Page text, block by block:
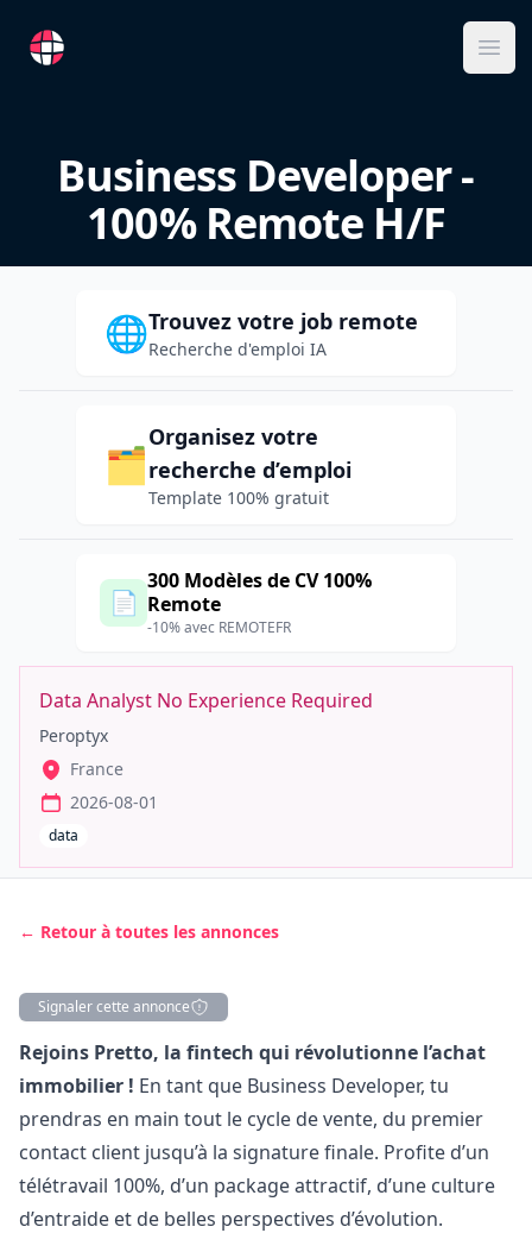
RemoteFR
Business Developer -
100% Remote H/F
🌐Trouvez votre job remote
Recherche d'emploi IA
🗂️
Organisez votre
recherche d’emploi
Template 100% gratuit
📄
300 Modèles de CV 100%
Remote
-10% avec REMOTEFR
Data Analyst No Experience Required
Peroptyx
France
2026-08-01
data
← Retour à toutes les annonces
Signaler cette annonce
Description
Rejoins Pretto, la fintech qui révolutionne l’achat
immobilier ! En tant que Business Developer, tu
prendras en main tout le cycle de vente, du premier
contact client jusqu’à la signature finale. Profite d’un
télétravail 100%, d’un package attractif, d’une culture
d’entraide et de belles perspectives d’évolution.